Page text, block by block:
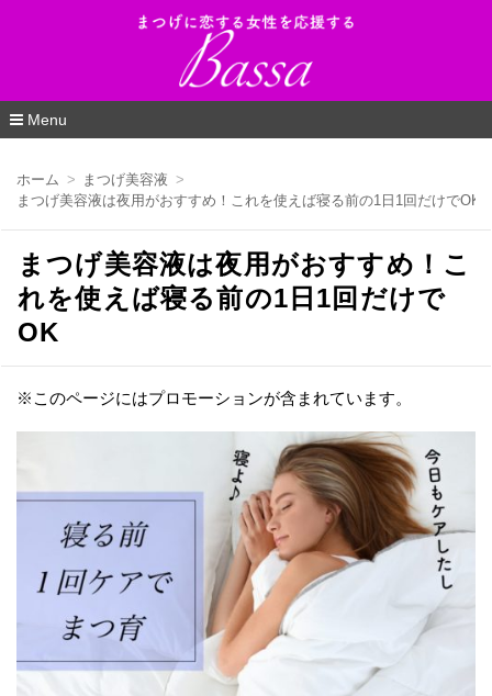
Bassa（バッサ）_まつげに恋する女性を応
援するWEBマガジン
Menu
ツ
ホーム
まつげ美容液
まつげ美容液は夜用がおすすめ！これを使えば寝る前の1日1回だけでOK
まつげ美容液は夜用がおすすめ！こ
れを使えば寝る前の1日1回だけで
OK
※このページにはプロモーションが含まれています。